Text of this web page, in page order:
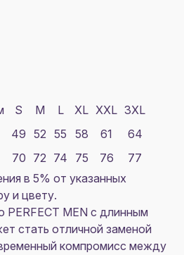
S M L XL XXL 3XL
49 52 55 58 61
64
70 72 74 75 76
77
в 5% от указанных
и цвету.
PERFECT MEN с длинным
стать отличной заменой
компромисс между